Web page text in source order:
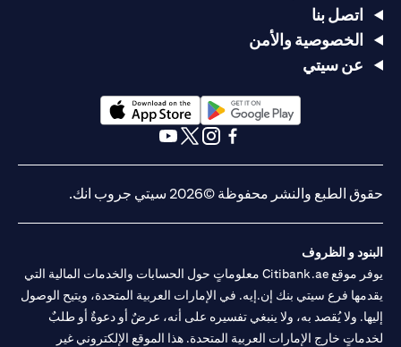
اتصل بنا
الخصوصية والأمن
عن سيتي
opens in a new tab
opens in a new tab
حقوق الطبع والنشر محفوظة ©2026 سيتي جروب انك.
البنود و الظروف
يوفر موقع Citibank.ae معلوماتٍ حول الحسابات والخدمات المالية التي
يقدمها فرع سيتي بنك إن.إيه. في الإمارات العربية المتحدة، ويتيح الوصول
إليها. ولا يُقصد به، ولا ينبغي تفسيره على أنه، عرضٌ أو دعوةٌ أو طلبٌ
لخدماتٍ خارج الإمارات العربية المتحدة. هذا الموقع الإلكتروني غير